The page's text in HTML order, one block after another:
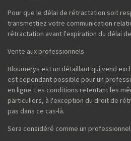
Pour que le délai de rétractation soit
transmettiez votre communication
rétractation avant l'expiration du délai
Vente aux professionnels
Bloumerys est un détaillant qui vend
est cependant possible pour un
en ligne. Les conditions retentant les
particuliers, à l'exception du droit de
pas dans ce cas-là.
Sera considéré comme un